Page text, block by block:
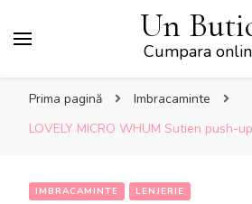
Un
Cumpara
Prima pagină
Imbracaminte
LOVELY MICRO WHUM Sutien push-
IMBRACAMINTE LENJERIE